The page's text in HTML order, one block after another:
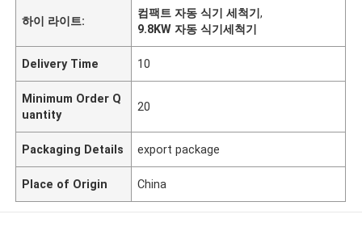
하이 라이트:
컴팩트 자동 식기 세척기,
9.8KW 자동 식기세척기
Delivery Time 10
Minimum Order Q
uantity
20
Packaging Details export package
Place of Origin China